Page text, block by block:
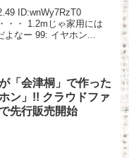
ID:wnWy7RzT0
・・ 1.2mじゃ家用には
よなー 99: イヤホン...
「会津桐」で作った
ン」!! クラウドファ
先行販売開始